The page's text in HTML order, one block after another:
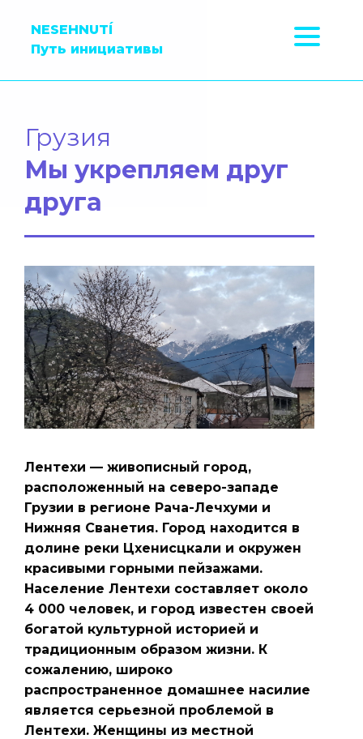
NESEHNUTÍ
Путь инициативы
Грузия
Мы укрепляем друг
друга
Лентехи — живописный город,
расположенный на северо-западе
Грузии в регионе Рача-Лечхуми и
Нижняя Сванетия. Город находится в
долине реки Цхенисцкали и окружен
красивыми горными пейзажами.
Население Лентехи составляет около
4 000 человек, и город известен своей
богатой культурной историей и
традиционным образом жизни. К
сожалению, широко
распространенное домашнее насилие
является серьезной проблемой в
Лентехи. Женщины из местной